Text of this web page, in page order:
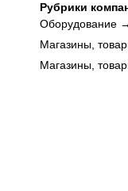
Рубрики
Оборудование →
Магазины,
Магазины,